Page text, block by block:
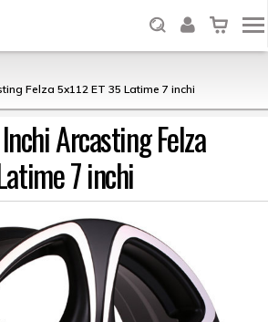
Felza 5x112 ET 35 Latime 7 inchi
Arcasting Felza
7 inchi